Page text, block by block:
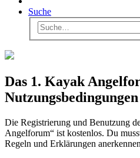
Suche
Das 1. Kayak
Nutzungsbedingungen
Die Registrierung und Benutzung
Angelforum“ ist kostenlos. Du
Regeln und Erklärungen